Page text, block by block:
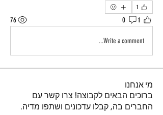
1
1
0
76
Write a comment...
מי אנחנו
ברוכים הבאים לקבוצה! צרו קשר עם
החברים בה, קבלו עדכונים ושתפו מדיה.